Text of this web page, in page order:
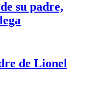
su padre,
de Lionel